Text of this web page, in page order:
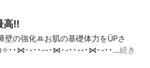
高!!
の強化‪ꔛ‬お肌の基礎体力をÜPさ
ฅ✧･･⋈･-･･--･⋈･-･･--･⋈･-･･…続き